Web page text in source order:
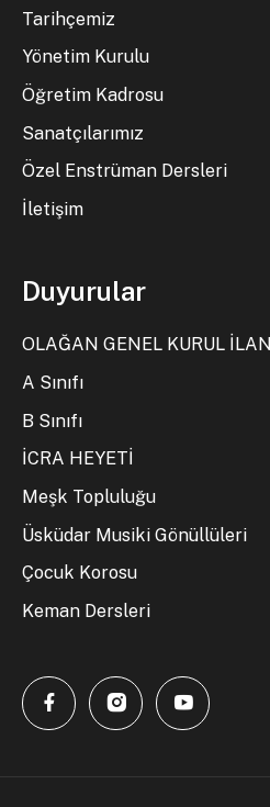
Tarihçemiz
Yönetim Kurulu
Öğretim Kadrosu
Sanatçılarımız
Özel Enstrüman Dersleri
İletişim
Duyurular
OLAĞAN GENEL KURUL İLANI
A Sınıfı
B Sınıfı
İCRA HEYETİ
Meşk Topluluğu
Üsküdar Musiki Gönüllüleri
Çocuk Korosu
Keman Dersleri